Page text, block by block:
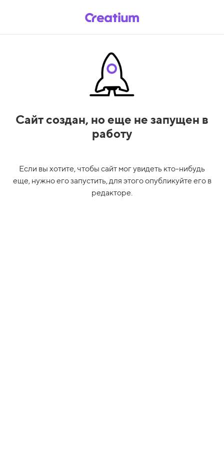
Сайт создан, но еще не запущен в
работу
Если вы хотите, чтобы сайт мог увидеть кто-нибудь
еще, нужно его запустить, для этого опубликуйте его в
редакторе.